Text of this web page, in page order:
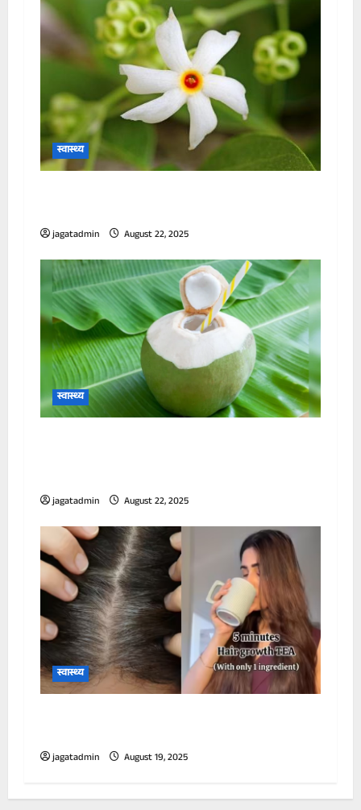
स्वास्थ्य
jagatadmin August 22, 2025
स्वास्थ्य
jagatadmin August 22, 2025
स्वास्थ्य
jagatadmin August 19, 2025